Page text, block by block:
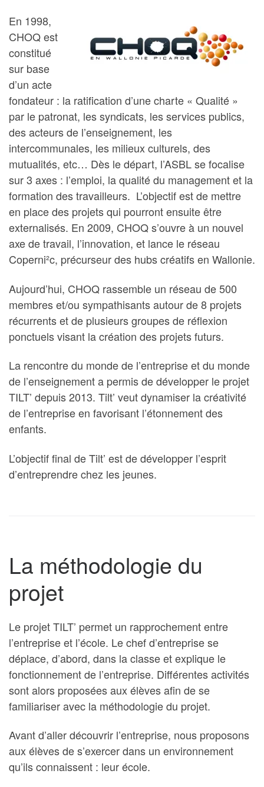
En 1998,
CHOQ est
constitué
sur base
d’un acte
fondateur : la ratification d’une charte « Qualité »
par le patronat, les syndicats, les services publics,
des acteurs de l’enseignement, les
intercommunales, les milieux culturels, des
mutualités, etc… Dès le départ, l’ASBL se focalise
sur 3 axes : l’emploi, la qualité du management et la
formation des travailleurs. L’objectif est de mettre
en place des projets qui pourront ensuite être
externalisés. En 2009, CHOQ s’ouvre à un nouvel
axe de travail, l’innovation, et lance le réseau
Coperni²c, précurseur des hubs créatifs en Wallonie.
Aujourd’hui, CHOQ rassemble un réseau de 500
membres et/ou sympathisants autour de 8 projets
récurrents et de plusieurs groupes de réflexion
ponctuels visant la création des projets futurs.
La rencontre du monde de l’entreprise et du monde
de l’enseignement a permis de développer le projet
TILT’ depuis 2013. Tilt’ veut dynamiser la créativité
de l’entreprise en favorisant l’étonnement des
enfants.
L’objectif final de Tilt’ est de développer l’esprit
d’entreprendre chez les jeunes.
La méthodologie du
projet
Le projet TILT’ permet un rapprochement entre
l’entreprise et l’école. Le chef d’entreprise se
déplace, d’abord, dans la classe et explique le
fonctionnement de l’entreprise. Différentes activités
sont alors proposées aux élèves afin de se
familiariser avec la méthodologie du projet.
Avant d’aller découvrir l’entreprise, nous proposons
aux élèves de s’exercer dans un environnement
qu’ils connaissent : leur école.